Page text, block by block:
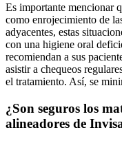
Es importante mencionar
como enrojecimiento de
adyacentes, estas
con una higiene oral
recomiendan a sus
asistir a chequeos
el tratamiento. Así, se
¿Son seguros los
alineadores de